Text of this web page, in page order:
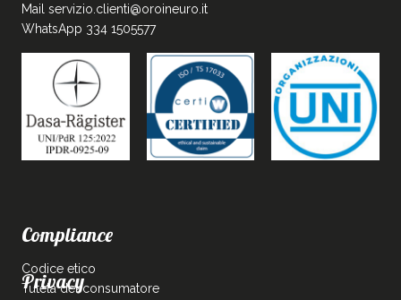
Mail servizio.clienti@oroineuro.it
WhatsApp 334 1505577
Compliance
Codice etico
Tutela del consumatore
Privacy